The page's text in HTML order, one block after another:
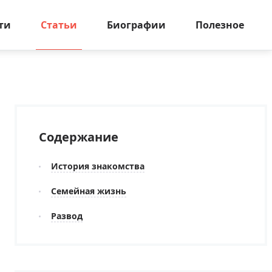
Статьи Биографии Полезное
Содержание
История знакомства
Семейная жизнь
Развод